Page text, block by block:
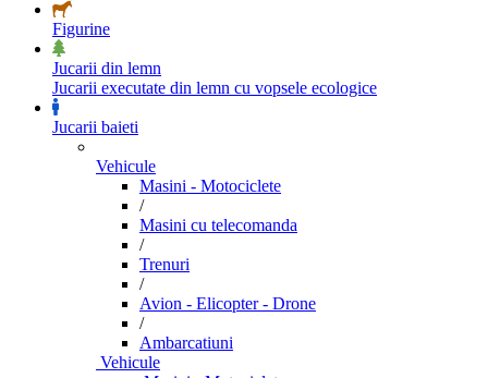
Figurine
Jucarii din lemn
Jucarii executate din lemn cu vopsele ecologice
Jucarii baieti
Vehicule
Masini - Motociclete
/
Masini cu telecomanda
/
Trenuri
/
Avion - Elicopter - Drone
/
Ambarcatiuni
Vehicule